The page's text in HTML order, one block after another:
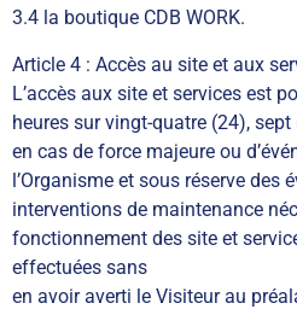
3.4 la boutique CDB WORK.
Article 4 : Accès au site et aux
L’accès aux site et services est
heures sur vingt-quatre (24),
en cas de force majeure ou
l’Organisme et sous réserve des
interventions de maintenance
fonctionnement des site et
effectuées sans
en avoir averti le Visiteur au